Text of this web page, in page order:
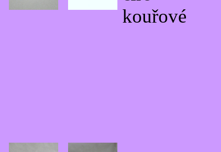
kouřové